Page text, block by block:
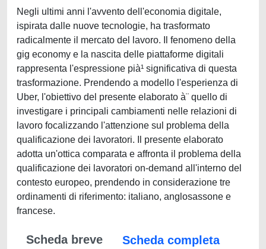
Negli ultimi anni l'avvento dell'economia digitale,
ispirata dalle nuove tecnologie, ha trasformato
radicalmente il mercato del lavoro. Il fenomeno della
gig economy e la nascita delle piattaforme digitali
rappresenta l'espressione pià¹ significativa di questa
trasformazione. Prendendo a modello l'esperienza di
Uber, l'obiettivo del presente elaborato à¨ quello di
investigare i principali cambiamenti nelle relazioni di
lavoro focalizzando l'attenzione sul problema della
qualificazione dei lavoratori. Il presente elaborato
adotta un'ottica comparata e affronta il problema della
qualificazione dei lavoratori on-demand all'interno del
contesto europeo, prendendo in considerazione tre
ordinamenti di riferimento: italiano, anglosassone e
francese.
Scheda breve
Scheda completa